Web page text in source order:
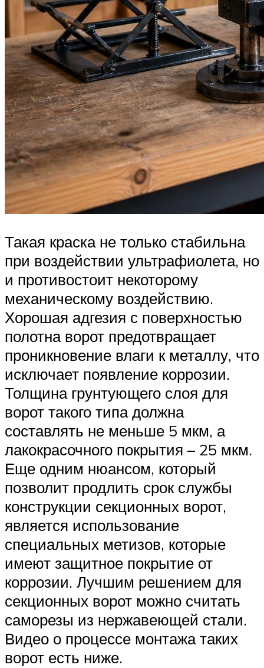
Такая краска не только стабильна
при воздействии ультрафиолета, но
и противостоит некоторому
механическому воздействию.
Хорошая адгезия с поверхностью
полотна ворот предотвращает
проникновение влаги к металлу, что
исключает появление коррозии.
Толщина грунтующего слоя для
ворот такого типа должна
составлять не меньше 5 мкм, а
лакокрасочного покрытия – 25 мкм.
Еще одним нюансом, который
позволит продлить срок службы
конструкции секционных ворот,
является использование
специальных метизов, которые
имеют защитное покрытие от
коррозии. Лучшим решением для
секционных ворот можно считать
саморезы из нержавеющей стали.
Видео о процессе монтажа таких
ворот есть ниже.